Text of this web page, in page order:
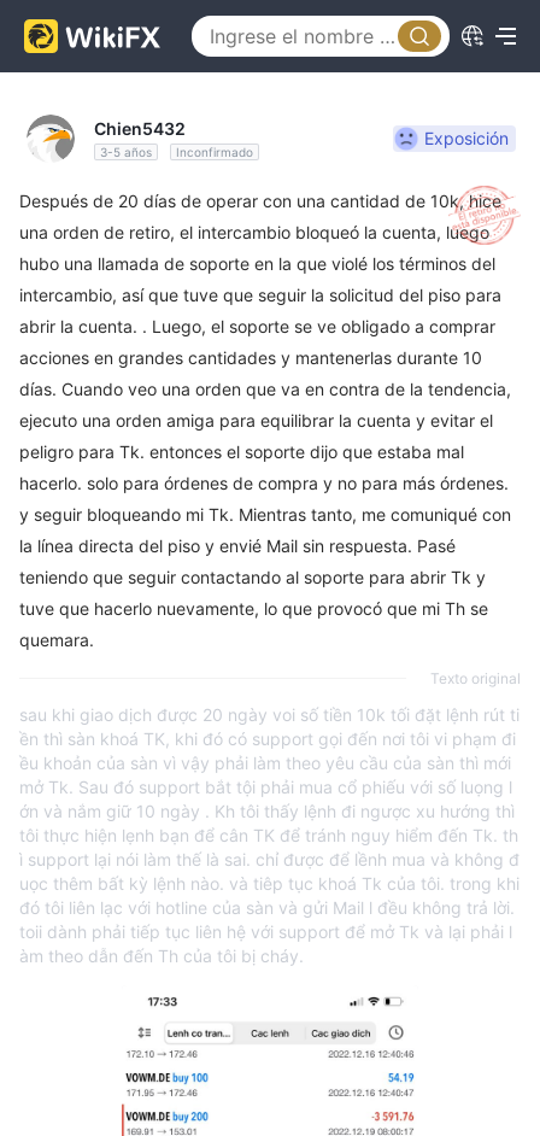
Chien5432
3-5 años Inconfirmado
Exposición
Después de 20 días de operar con una cantidad de 10k, hice
una orden de retiro, el intercambio bloqueó la cuenta, luego
hubo una llamada de soporte en la que violé los términos del
intercambio, así que tuve que seguir la solicitud del piso para
abrir la cuenta. . Luego, el soporte se ve obligado a comprar
acciones en grandes cantidades y mantenerlas durante 10
días. Cuando veo una orden que va en contra de la tendencia,
ejecuto una orden amiga para equilibrar la cuenta y evitar el
peligro para Tk. entonces el soporte dijo que estaba mal
hacerlo. solo para órdenes de compra y no para más órdenes.
y seguir bloqueando mi Tk. Mientras tanto, me comuniqué con
la línea directa del piso y envié Mail sin respuesta. Pasé
teniendo que seguir contactando al soporte para abrir Tk y
tuve que hacerlo nuevamente, lo que provocó que mi Th se
quemara.
Texto original
sau khi giao dịch được 20 ngày voi số tiền 10k tối đặt lệnh rút ti
ền thì sàn khoá TK, khi đó có support gọi đến nơi tôi vi phạm đi
ều khoản của sàn vì vậy phải làm theo yêu cầu của sàn thì mới
mở Tk. Sau đó support bắt tội phải mua cổ phiếu với số luọng l
ớn và nắm giữ 10 ngày . Kh tôi thấy lệnh đi ngược xu hướng thì
tôi thực hiện lẹnh bạn để cân TK để tránh nguy hiểm đến Tk. th
ì support lại nói làm thế là sai. chỉ được để lềnh mua và không đ
uọc thêm bất kỳ lệnh nào. và tiêp tục khoá Tk của tôi. trong khi
đó tôi liên lạc với hotline của sàn và gửi Mail l đều không trả lời.
toii dành phải tiếp tục liên hệ với support để mở Tk và lại phải l
àm theo dẫn đến Th của tôi bị cháy.